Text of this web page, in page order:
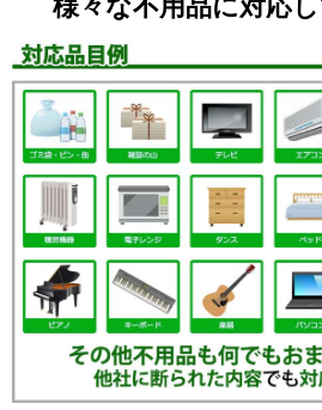
様々な不用品に対応し